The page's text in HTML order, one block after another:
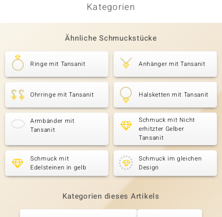
Kategorien
Ähnliche Schmuckstücke
Ringe mit Tansanit Anhänger mit Tansanit
Ohrringe mit Tansanit Halsketten mit Tansanit
Armbänder mit
Tansanit
Schmuck mit Nicht
erhitzter Gelber
Tansanit
Schmuck mit
Edelsteinen in gelb
Schmuck im gleichen
Design
Kategorien dieses Artikels